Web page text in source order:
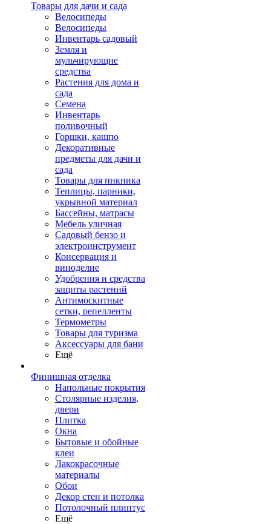
Товары для дачи и сада
Велосипеды
Велосипеды
Инвентарь садовый
Земля и
мульчирующие
средства
Растения для дома и
сада
Семена
Инвентарь
поливочный
Горшки, кашпо
Декоративные
предметы для дачи и
сада
Товары для пикника
Теплицы, парники,
укрывной материал
Бассейны, матрасы
Мебель уличная
Садовый бензо и
электроинструмент
Консервация и
виноделие
Удобрения и средства
защиты растений
Антимоскитные
сетки, репелленты
Термометры
Товары для туризма
Аксессуары для бани
Ещё
Финишная отделка
Напольные покрытия
Столярные изделия,
двери
Плитка
Окна
Бытовые и обойные
клеи
Лакокрасочные
материалы
Обои
Декор стен и потолка
Потолочный плинтус
Ещё